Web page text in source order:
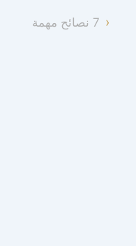
7 نصائح مهمة